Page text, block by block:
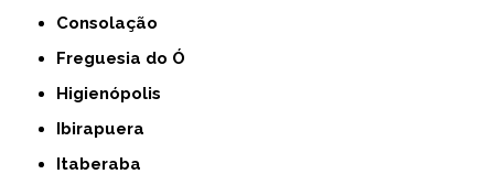
Consolação
Freguesia do Ó
Higienópolis
Ibirapuera
Itaberaba